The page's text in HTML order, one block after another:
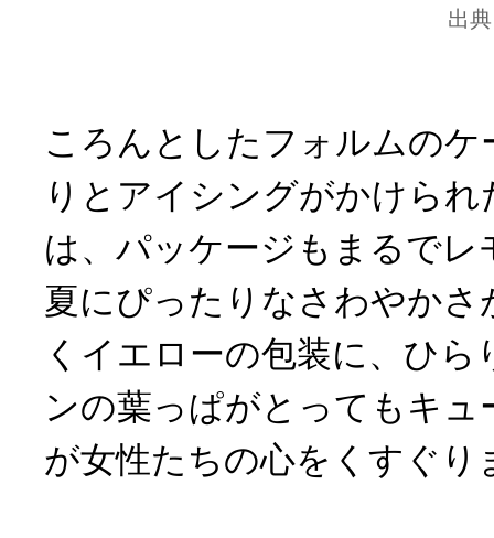
出
ころんとしたフォルムの
りとアイシングがかけら
は、パッケージもまるで
夏にぴったりなさわやかさ
くイエローの包装に、ひ
ンの葉っぱがとってもキュ
が女性たちの心をくすぐり